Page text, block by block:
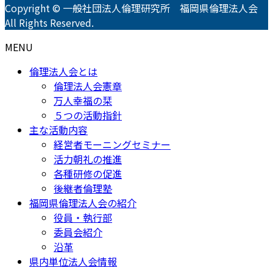
Copyright © 一般社団法人倫理研究所 福岡県倫理法人会
All Rights Reserved.
MENU
倫理法人会とは
倫理法人会憲章
万人幸福の栞
５つの活動指針
主な活動内容
経営者モーニングセミナー
活力朝礼の推進
各種研修の促進
後継者倫理塾
福岡県倫理法人会の紹介
役員・執行部
委員会紹介
沿革
県内単位法人会情報